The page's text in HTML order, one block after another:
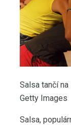
Salsa tančí
Getty Images
Salsa,